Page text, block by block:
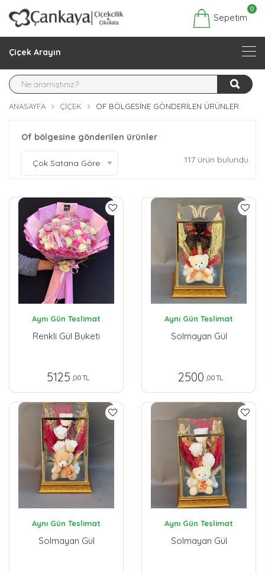
Sepetim
0
Çiçek Arayın
ANASAYFA ÇIÇEK OF BÖLGESINE GÖNDERILEN ÜRÜNLER
Of bölgesine gönderilen ürünler
Çok Satana Göre 117 ürün bulundu.
Aynı Gün Teslimat
Renkli Gül Buketi
5125 ,00 TL
Aynı Gün Teslimat
Solmayan Gül
2500 ,00 TL
Aynı Gün Teslimat
Solmayan Gül
Aynı Gün Teslimat
Solmayan Gül